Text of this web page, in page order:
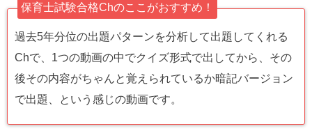
保育士試験合格Chのここがおすすめ！
過去5年分位の出題パターンを分析して出題してくれる
Chで、1つの動画の中でクイズ形式で出してから、その
後その内容がちゃんと覚えられているか暗記バージョン
で出題、という感じの動画です。